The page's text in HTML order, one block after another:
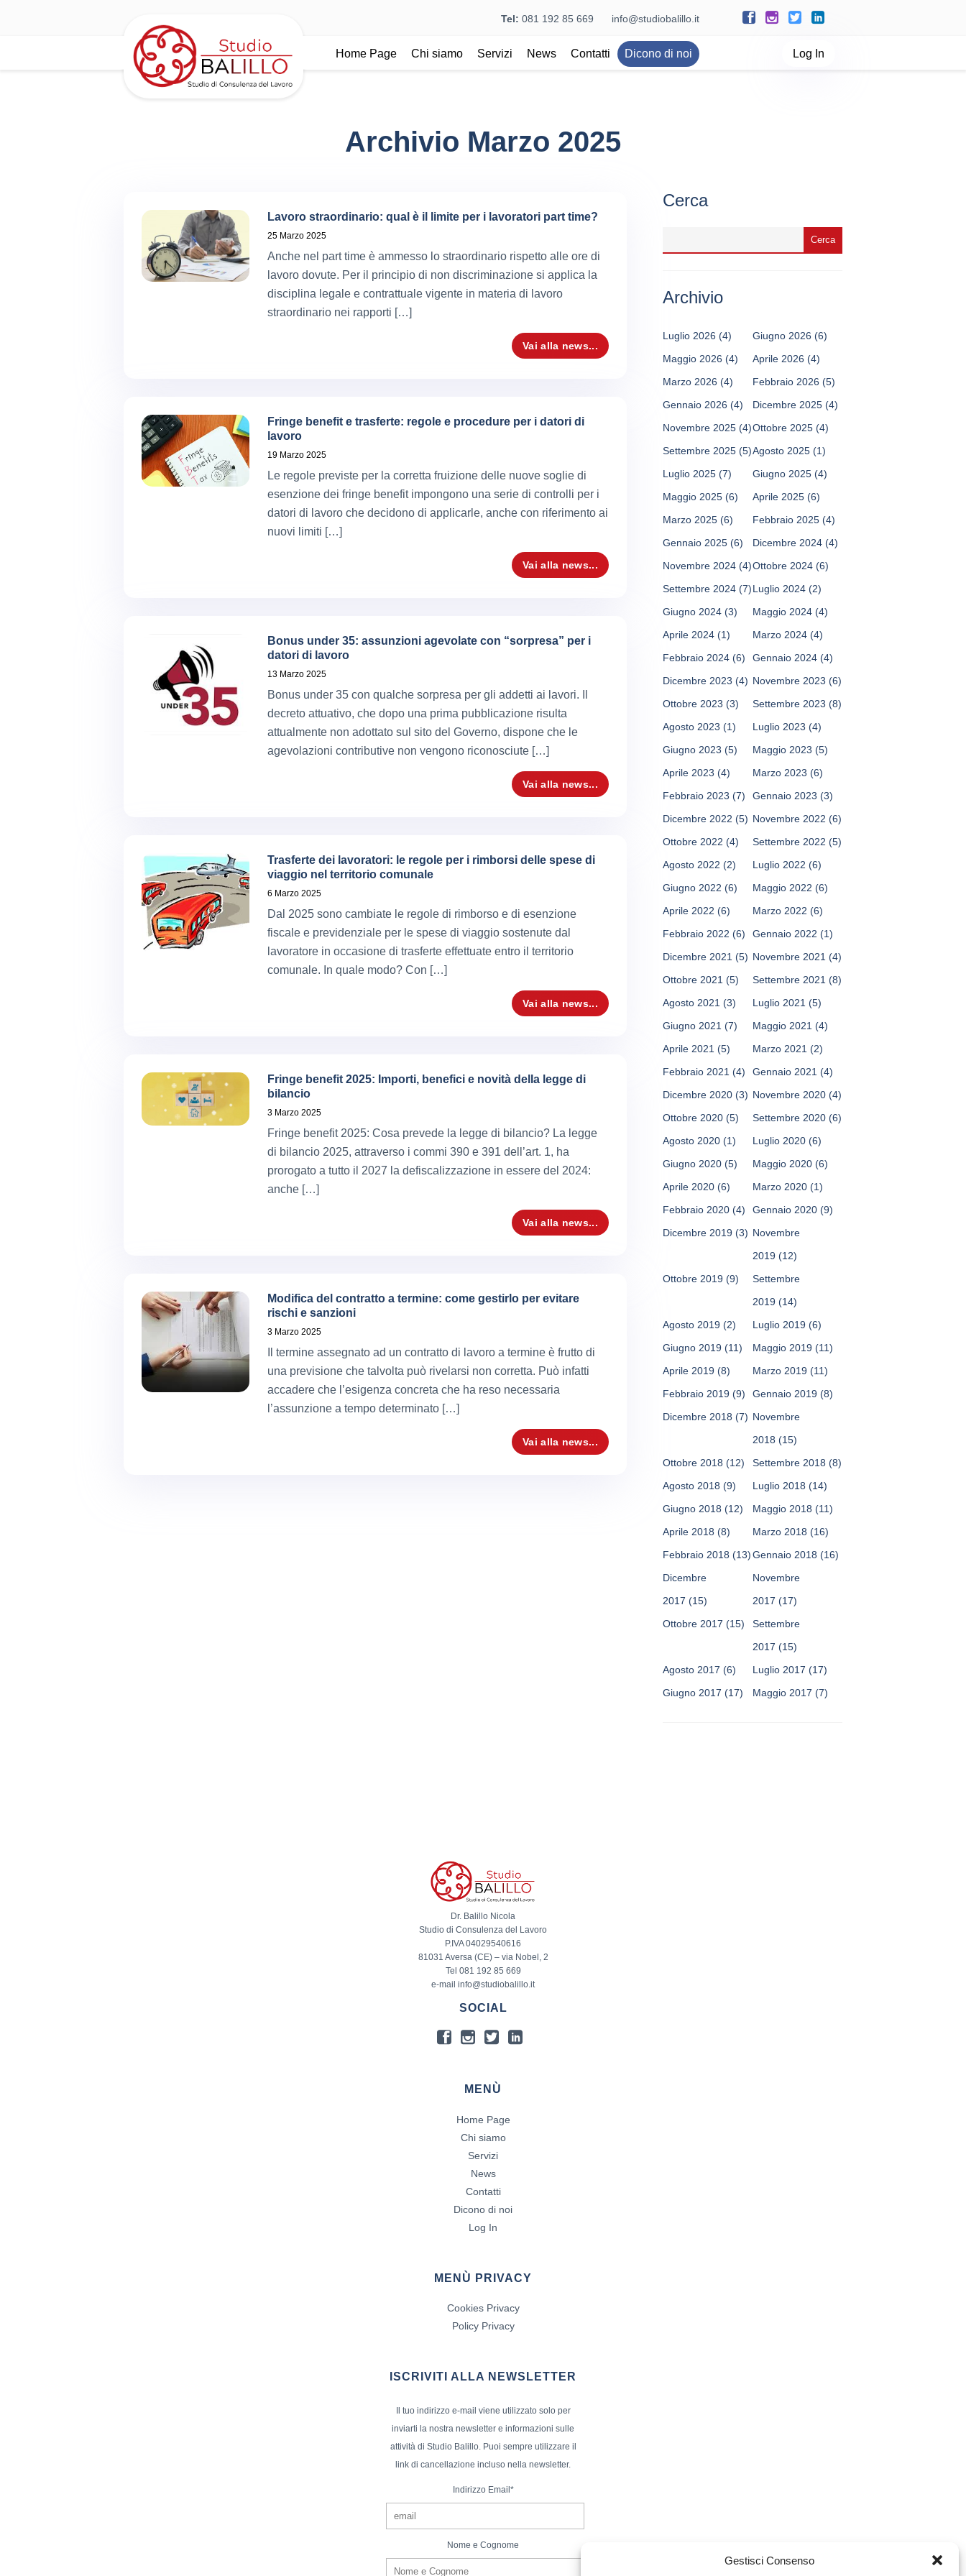
Gestisci Consenso
Tel: 081 192 85 669 info@studiobalillo.it
Home Page Chi siamo Servizi News Contatti Dicono di noi Log In
Archivio Marzo 2025
Lavoro straordinario: qual è il limite per i lavoratori part time?
25 Marzo 2025
Anche nel part time è ammesso lo straordinario rispetto alle ore di
lavoro dovute. Per il principio di non discriminazione si applica la
disciplina legale e contrattuale vigente in materia di lavoro
straordinario nei rapporti […]
Vai alla news...
Fringe benefit e trasferte: regole e procedure per i datori di
lavoro
19 Marzo 2025
Le regole previste per la corretta fruizione delle nuove soglie di
esenzione dei fringe benefit impongono una serie di controlli per i
datori di lavoro che decidono di applicarle, anche con riferimento ai
nuovi limiti […]
Vai alla news...
Bonus under 35: assunzioni agevolate con “sorpresa” per i
datori di lavoro
13 Marzo 2025
Bonus under 35 con qualche sorpresa per gli addetti ai lavori. Il
decreto attuativo, che dopo una prima pubblicazione risulta
attualmente non adottato sul sito del Governo, dispone che le
agevolazioni contributive non vengono riconosciute […]
Vai alla news...
Trasferte dei lavoratori: le regole per i rimborsi delle spese di
viaggio nel territorio comunale
6 Marzo 2025
Dal 2025 sono cambiate le regole di rimborso e di esenzione
fiscale e previdenziale per le spese di viaggio sostenute dal
lavoratore in occasione di trasferte effettuate entro il territorio
comunale. In quale modo? Con […]
Vai alla news...
Fringe benefit 2025: Importi, benefici e novità della legge di
bilancio
3 Marzo 2025
Fringe benefit 2025: Cosa prevede la legge di bilancio? La legge
di bilancio 2025, attraverso i commi 390 e 391 dell’art. 1, ha
prorogato a tutto il 2027 la defiscalizzazione in essere del 2024:
anche […]
Vai alla news...
Modifica del contratto a termine: come gestirlo per evitare
rischi e sanzioni
3 Marzo 2025
Il termine assegnato ad un contratto di lavoro a termine è frutto di
una previsione che talvolta può rivelarsi non corretta. Può infatti
accadere che l’esigenza concreta che ha reso necessaria
l’assunzione a tempo determinato […]
Vai alla news...
Cerca
Archivio
Luglio 2026 (4) Giugno 2026 (6)
Maggio 2026 (4) Aprile 2026 (4)
Marzo 2026 (4) Febbraio 2026 (5)
Gennaio 2026 (4) Dicembre 2025 (4)
Novembre 2025 (4)Ottobre 2025 (4)
Settembre 2025 (5)Agosto 2025 (1)
Luglio 2025 (7) Giugno 2025 (4)
Maggio 2025 (6) Aprile 2025 (6)
Marzo 2025 (6) Febbraio 2025 (4)
Gennaio 2025 (6) Dicembre 2024 (4)
Novembre 2024 (4)Ottobre 2024 (6)
Settembre 2024 (7)Luglio 2024 (2)
Giugno 2024 (3) Maggio 2024 (4)
Aprile 2024 (1) Marzo 2024 (4)
Febbraio 2024 (6) Gennaio 2024 (4)
Dicembre 2023 (4) Novembre 2023 (6)
Ottobre 2023 (3) Settembre 2023 (8)
Agosto 2023 (1) Luglio 2023 (4)
Giugno 2023 (5) Maggio 2023 (5)
Aprile 2023 (4) Marzo 2023 (6)
Febbraio 2023 (7) Gennaio 2023 (3)
Dicembre 2022 (5) Novembre 2022 (6)
Ottobre 2022 (4) Settembre 2022 (5)
Agosto 2022 (2) Luglio 2022 (6)
Giugno 2022 (6) Maggio 2022 (6)
Aprile 2022 (6) Marzo 2022 (6)
Febbraio 2022 (6) Gennaio 2022 (1)
Dicembre 2021 (5) Novembre 2021 (4)
Ottobre 2021 (5) Settembre 2021 (8)
Agosto 2021 (3) Luglio 2021 (5)
Giugno 2021 (7) Maggio 2021 (4)
Aprile 2021 (5) Marzo 2021 (2)
Febbraio 2021 (4) Gennaio 2021 (4)
Dicembre 2020 (3) Novembre 2020 (4)
Ottobre 2020 (5) Settembre 2020 (6)
Agosto 2020 (1) Luglio 2020 (6)
Giugno 2020 (5) Maggio 2020 (6)
Aprile 2020 (6) Marzo 2020 (1)
Febbraio 2020 (4) Gennaio 2020 (9)
Dicembre 2019 (3) Novembre
2019 (12)
Ottobre 2019 (9)
Settembre
2019 (14)
Agosto 2019 (2) Luglio 2019 (6)
Giugno 2019 (11) Maggio 2019 (11)
Aprile 2019 (8) Marzo 2019 (11)
Febbraio 2019 (9) Gennaio 2019 (8)
Dicembre 2018 (7) Novembre
2018 (15)
Ottobre 2018 (12) Settembre 2018 (8)
Agosto 2018 (9) Luglio 2018 (14)
Giugno 2018 (12) Maggio 2018 (11)
Aprile 2018 (8) Marzo 2018 (16)
Febbraio 2018 (13)Gennaio 2018 (16)
Dicembre
2017 (15)
Novembre
2017 (17)
Ottobre 2017 (15)
Settembre
2017 (15)
Agosto 2017 (6) Luglio 2017 (17)
Giugno 2017 (17) Maggio 2017 (7)
Dr. Balillo Nicola
Studio di Consulenza del Lavoro
P.IVA 04029540616
81031 Aversa (CE) – via Nobel, 2
Tel 081 192 85 669
e-mail info@studiobalillo.it
SOCIAL
MENÙ
Home Page
Chi siamo
Servizi
News
Contatti
Dicono di noi
Log In
MENÙ PRIVACY
Cookies Privacy
Policy Privacy
ISCRIVITI ALLA NEWSLETTER
Il tuo indirizzo e-mail viene utilizzato solo per
inviarti la nostra newsletter e informazioni sulle
attività di Studio Balillo. Puoi sempre utilizzare il
link di cancellazione incluso nella newsletter.
Indirizzo Email*
Nome e Cognome